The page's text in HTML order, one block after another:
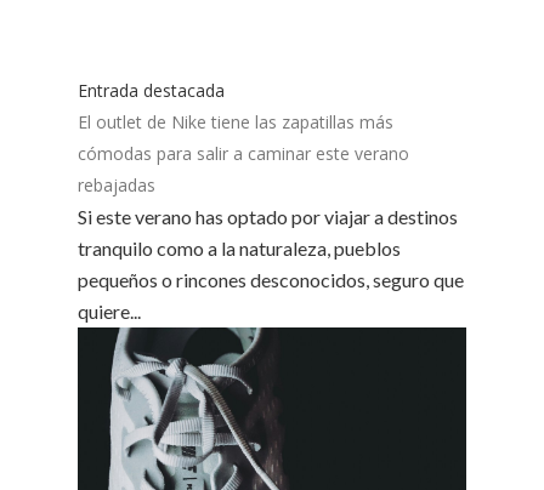
Entrada destacada
El outlet de Nike tiene las zapatillas más
cómodas para salir a caminar este verano
rebajadas
Si este verano has optado por viajar a destinos
tranquilo como a la naturaleza, pueblos
pequeños o rincones desconocidos, seguro que
quiere...